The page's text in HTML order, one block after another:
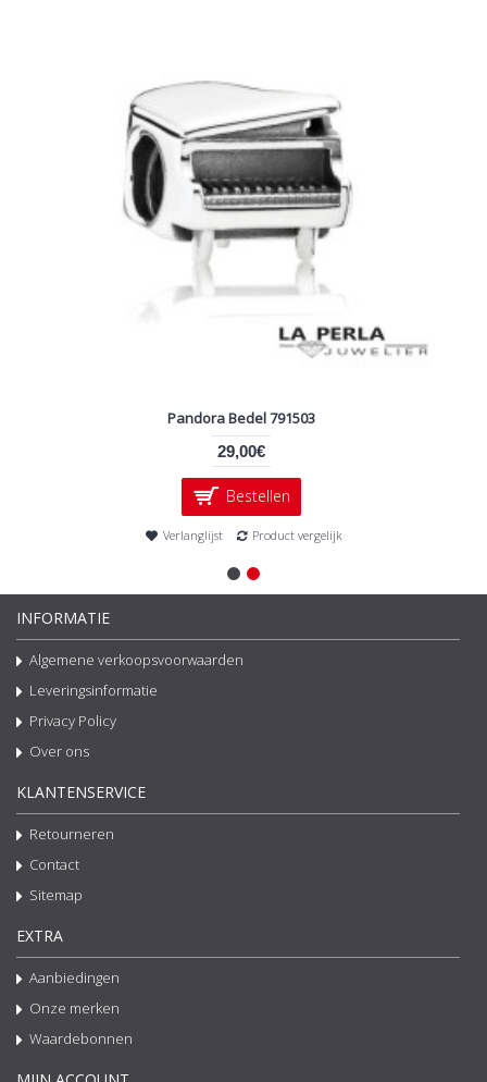
Pandora Bedel 791503
29,00€
Bestellen
Verlanglijst Product vergelijk
INFORMATIE
Algemene verkoopsvoorwaarden
Leveringsinformatie
Privacy Policy
Over ons
KLANTENSERVICE
Retourneren
Contact
Sitemap
EXTRA
Aanbiedingen
Onze merken
Waardebonnen